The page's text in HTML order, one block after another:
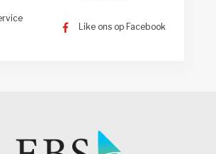
Like ons op Facebook